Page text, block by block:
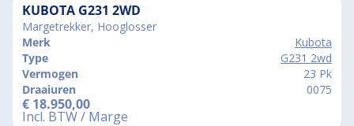
KUBOTA G231 2WD
Margetrekker, Hooglosser
Merk
Kubota
Type
G231 2wd
Vermogen
23 Pk
Draaiuren
0075
€ 18.950,00
Incl. BTW / Marge